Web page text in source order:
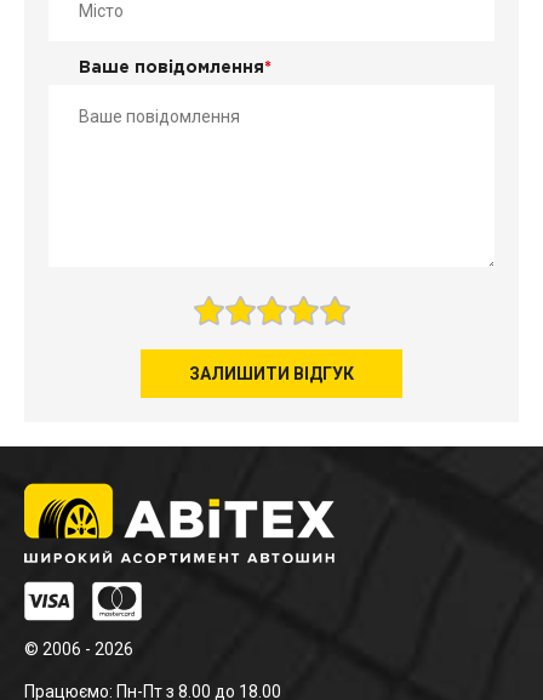
Ваше повідомлення*
ЗАЛИШИТИ ВІДГУК
© 2006 - 2026
Працюємо: Пн-Пт з 8.00 до 18.00